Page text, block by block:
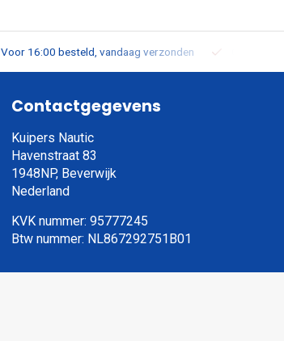
Voor 16:00 besteld, vandaag verzonden
Contactgegevens
Kuipers Nautic
Havenstraat 83
1948NP, Beverwijk
Nederland
KVK nummer: 95777245
Btw nummer: NL867292751B01